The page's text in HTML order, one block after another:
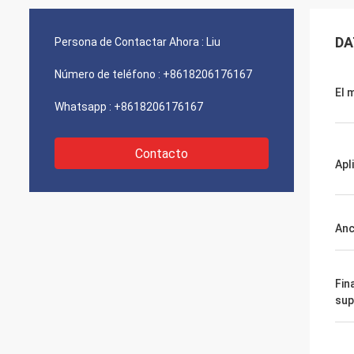
Persona de Contactar Ahora : Liu
Número de teléfono : +8618206176167
Whatsapp : +8618206176167
Contacto
El